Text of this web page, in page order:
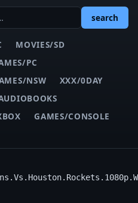
search
MOVIES/SD
PC
NSW
XXX/0DAY
GAMES/CONSOLE